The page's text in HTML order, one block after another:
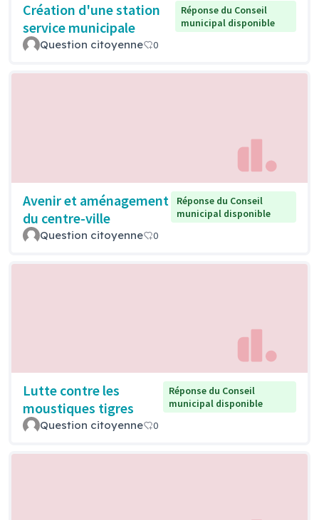
Création d'une station
service municipale
Réponse du Conseil
municipal disponible
Question citoyenne 0
Avenir et aménagement
du centre-ville
Réponse du Conseil
municipal disponible
Question citoyenne 0
Lutte contre les
moustiques tigres
Réponse du Conseil
municipal disponible
Question citoyenne 0